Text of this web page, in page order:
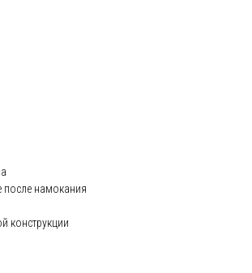
после намокания
конструкции